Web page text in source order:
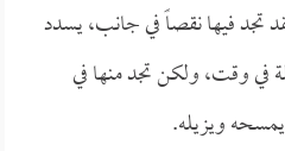
تجد فيها نقصاً في جانب، يسدد
في وقت، ولكن تجد منها في
ويزيله.